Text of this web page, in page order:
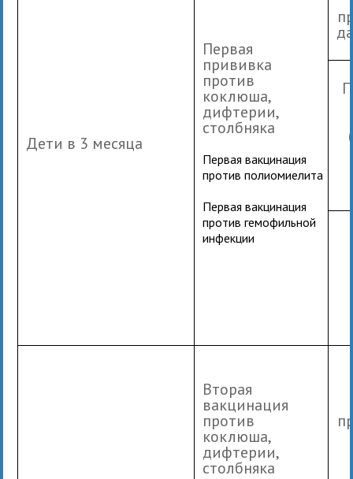
Дети в 3 месяца
Первая
прививка
против
коклюша,
дифтерии,
столбняка
Первая вакцинация
против полиомиелита
Первая вакцинация
против гемофильной
инфекции
Вторая
вакцинация
против
коклюша,
дифтерии,
столбняка